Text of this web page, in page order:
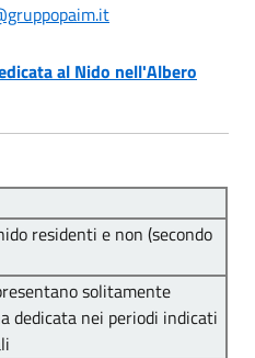
al Nido nell'Albero
residenti e non (secondo
solitamente
dedicata nei periodi indicati